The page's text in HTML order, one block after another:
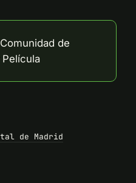
de
de Madrid